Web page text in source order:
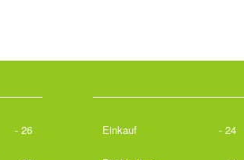
- 26 Einkauf - 24